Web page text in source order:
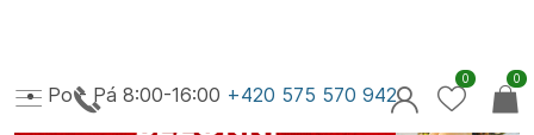
Sezónní výprodej 35-50% na vybrané vzory
Po - Pá 8:00-16:00 +420 575 570 942
0
0